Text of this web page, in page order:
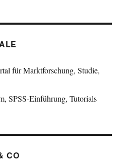
für Marktforschung, Studie,
SPSS-Einführung, Tutorials
CO